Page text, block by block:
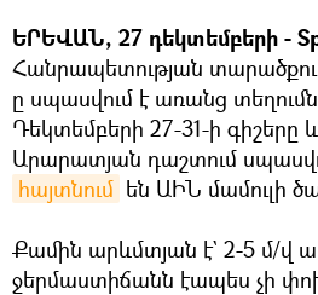
ԵՐԵՎԱՆ, 27 դեկտեմբերի -
Հանրապետության
ը սպասվում է առանց
Դեկտեմբերի 27-31-ի գիշերը
Արարատյան դաշտում
հայտնում են ԱԻՆ մամուլի
Քամին արևմտյան է` 2-5 մ/վ
ջերմաստիճանն էապես չի